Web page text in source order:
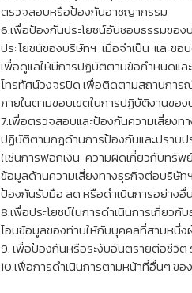
ตรวจสอบหรือป้องกันอาชญากรรม
6.เพื่อป้องกันประโยชน์อันชอบธรรมข
ประโยชน์ของบริษัทฯ เมื่อจําเป็น และ
เพื่อดูแลให้มีการปฏิบัติตามข้อกําหนด
โทรทัศน์วงจรปิด เพื่อติดตามสถานการ
ภายในตามขอบเขตในการปฏิบัติงานขอ
7.เพื่อตรวจสอบและป้องกันความเสี่ยง
ปฏิบัติตามกฎด้านการป้องกันและปรา
(เช่นการฟอกเงิน ความผิดเกี่ยวกับทรั
ข้อมูลด้านความเสี่ยงทางธุรกิจต่อบริษั
ป้องกันรับมือ ลด หรือดำเนินการอย่างอื่
8.เพื่อประโยชน์ในการดำเนินการเกี่ย
โอนข้อมูลของท่านให้กับบุคคลที่สามหนึ่ง
9. เพื่อป้องกันหรือระงับอันตรายต่อชีวิ
10.เพื่อการดำเนินการตามหน้าที่อื่นๆ